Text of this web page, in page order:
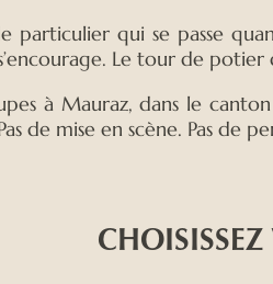
particulier qui se passe
Le tour de
à Mauraz, dans le
de mise en scène. Pas de